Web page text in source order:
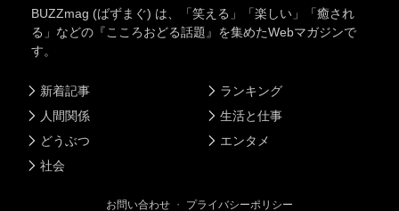
BUZZmag (ばずまぐ) は、「笑える」「楽しい」「癒され
る」などの『こころおどる話題』を集めたWebマガジンで
す。
新着記事
人間関係
どうぶつ
社会
ランキング
生活と仕事
エンタメ
お問い合わせ ・ プライバシーポリシー